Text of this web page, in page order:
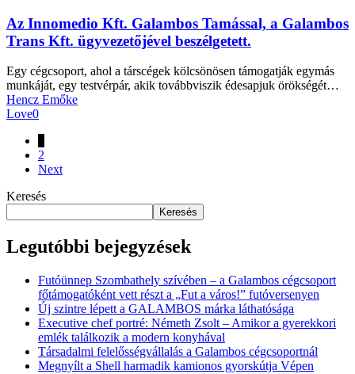
Az Innomedio Kft. Galambos Tamással, a Galambos
Trans Kft. ügyvezetőjével beszélgetett.
Egy cégcsoport, ahol a társcégek kölcsönösen támogatják egymás
munkáját, egy testvérpár, akik továbbviszik édesapjuk örökségét…
Hencz Emőke
Love0
2
Next
Keresés
Keresés
Legutóbbi bejegyzések
Futóünnep Szombathely szívében – a Galambos cégcsoport
főtámogatóként vett részt a „Fut a város!” futóversenyen
Új szintre lépett a GALAMBOS márka láthatósága
Executive chef portré: Németh Zsolt – Amikor a gyerekkori
emlék találkozik a modern konyhával
Társadalmi felelősségvállalás a Galambos cégcsoportnál
Megnyílt a Shell harmadik kamionos gyorskútja Vépen